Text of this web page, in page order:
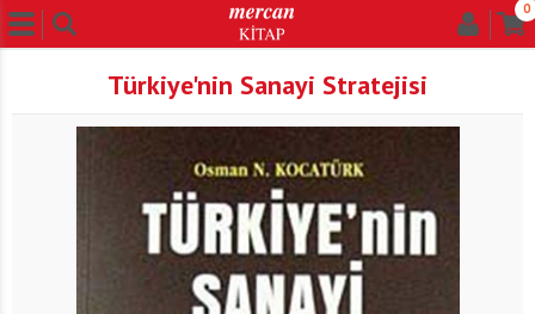
0
Türkiye'nin Sanayi Stratejisi